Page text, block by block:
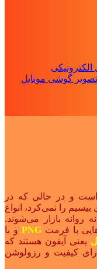
الکترونیکی
,
و در حالی که در
را نمی‌کرد، انواع
روانه بازار می‌شوند.
با فرمت PNG و با
یعنی آیفون هستند که
کیفیت و رزولوشن